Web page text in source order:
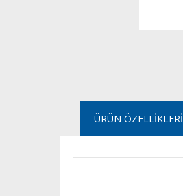
ÜRÜN ÖZELLIKLERI